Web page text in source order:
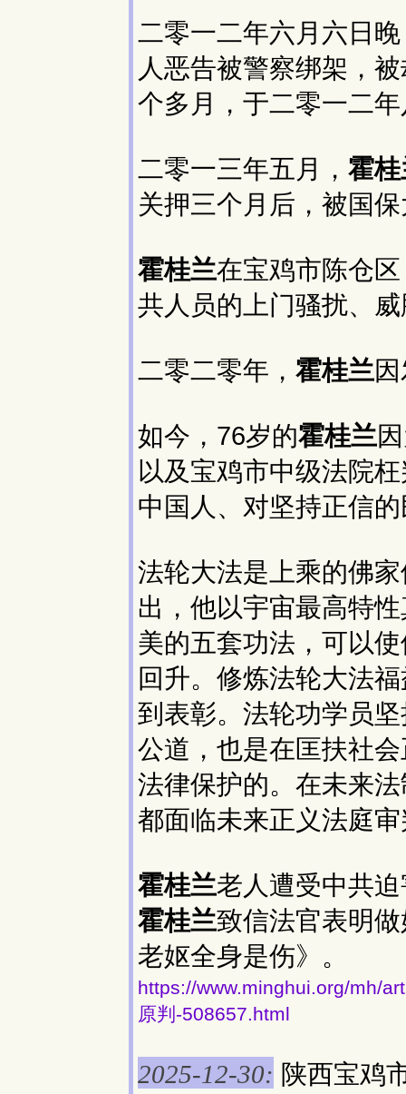
二零一二年六月六日
人恶告被警察绑架，
个多月，于二零一二
二零一三年五月， 霍
关押三个月后，被国
霍桂兰在宝鸡市陈仓
共人员的上门骚扰、
二零二零年， 霍桂兰
如今，76岁的霍桂兰
以及宝鸡市中级法院
中国人、对坚持正信
法轮大法是上乘的佛
出，他以宇宙最高特
美的五套功法，可以
回升。修炼法轮大法
到表彰。法轮功学员
公道，也是在匡扶社
法律保护的。在未来
都面临未来正义法庭
霍桂兰老人遭受中共
霍桂兰致信法官表明
老妪全身是伤》。
https://www.minghui.org/mh/
原判-508657.html
2025-12-30: 陕西宝鸡